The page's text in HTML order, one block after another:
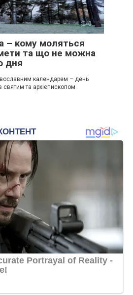
0
– кому моляться
та що не можна
дня
календарем – день
святим та архієпископом